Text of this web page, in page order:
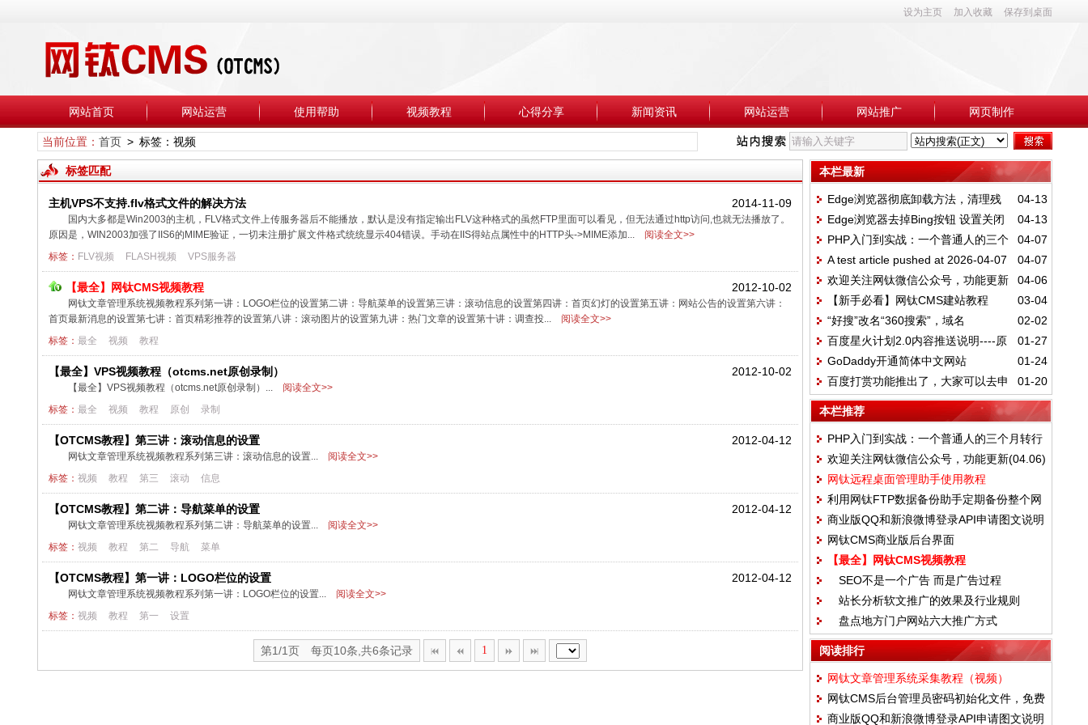
设为主页 加入收藏 保存到桌面
网站首页 网站运营 使用帮助 视频教程 心得分享 新闻资讯 网站运营 网站推广 网页制作
当前位置： 首页> 标签：视频
标签匹配
2014-11-09
主机VPS不支持.flv格式文件的解决方法
国内大多都是Win2003的主机，FLV格式文件上传服务器后不能播放，默认是没有指定输出FLV这种格式的虽然FTP里面可以看见，但无法通过http访问,也就无法播放了。
原因是，WIN2003加强了IIS6的MIME验证，一切未注册扩展文件格式统统显示404错误。手动在IIS得站点属性中的HTTP头->MIME添加...
阅读全文>>
标签： FLV视频 FLASH视频 VPS服务器
2012-10-02
【最全】网钛CMS视频教程
网钛文章管理系统视频教程系列第一讲：LOGO栏位的设置第二讲：导航菜单的设置第三讲：滚动信息的设置第四讲：首页幻灯的设置第五讲：网站公告的设置第六讲：
首页最新消息的设置第七讲：首页精彩推荐的设置第八讲：滚动图片的设置第九讲：热门文章的设置第十讲：调查投...
阅读全文>>
标签： 最全 视频 教程
2012-10-02
【最全】VPS视频教程（otcms.net原创录制）
【最全】VPS视频教程（otcms.net原创录制）...
阅读全文>>
标签： 最全 视频 教程 原创 录制
2012-04-12
【OTCMS教程】第三讲：滚动信息的设置
网钛文章管理系统视频教程系列第三讲：滚动信息的设置...
阅读全文>>
标签： 视频 教程 第三 滚动 信息
2012-04-12
【OTCMS教程】第二讲：导航菜单的设置
网钛文章管理系统视频教程系列第二讲：导航菜单的设置...
阅读全文>>
标签： 视频 教程 第二 导航 菜单
2012-04-12
【OTCMS教程】第一讲：LOGO栏位的设置
网钛文章管理系统视频教程系列第一讲：LOGO栏位的设置...
阅读全文>>
标签： 视频 教程 第一 设置
第1/1页 每页10条,共6条记录 1
本栏最新
04-13
Edge浏览器彻底卸载方法，清理残
留图标
04-13
Edge浏览器去掉Bing按钮 设置关闭
方法
04-07
PHP入门到实战：一个普通人的三个
月转行血泪史
04-07
A test article pushed at 2026-04-07
14:15:31
04-06
欢迎关注网钛微信公众号，功能更新
(04.06)
03-04
【新手必看】网钛CMS建站教程
02-02
“好搜”改名“360搜索”，域名
为“so.com”
01-27
百度星火计划2.0内容推送说明----原
创文章推送准则
01-24
GoDaddy开通简体中文网站
01-20
百度打赏功能推出了，大家可以去申
请试试~
本栏推荐
PHP入门到实战：一个普通人的三个月转行
血泪史
欢迎关注网钛微信公众号，功能更新(04.06)
网钛远程桌面管理助手使用教程
利用网钛FTP数据备份助手定期备份整个网
站
商业版QQ和新浪微博登录API申请图文说明
网钛CMS商业版后台界面
【最全】网钛CMS视频教程
SEO不是一个广告 而是广告过程
站长分析软文推广的效果及行业规则
盘点地方门户网站六大推广方式
阅读排行
网钛文章管理系统采集教程（视频）
网钛CMS后台管理员密码初始化文件，免费
版和商业版都通用
商业版QQ和新浪微博登录API申请图文说明